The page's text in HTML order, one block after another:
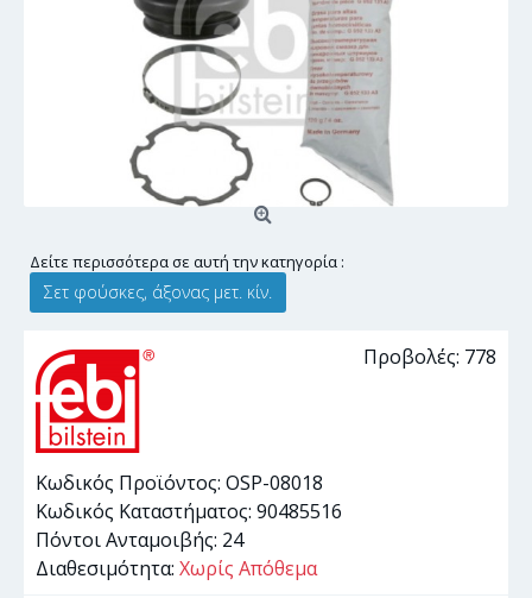
Δείτε περισσότερα σε αυτή την κατηγορία :
Σετ φούσκες, άξονας μετ. κίν.
Προβολές: 778
Κωδικός Προϊόντος: OSP-08018
Κωδικός Καταστήματος: 90485516
Πόντοι Ανταμοιβής: 24
Διαθεσιμότητα: Χωρίς Απόθεμα